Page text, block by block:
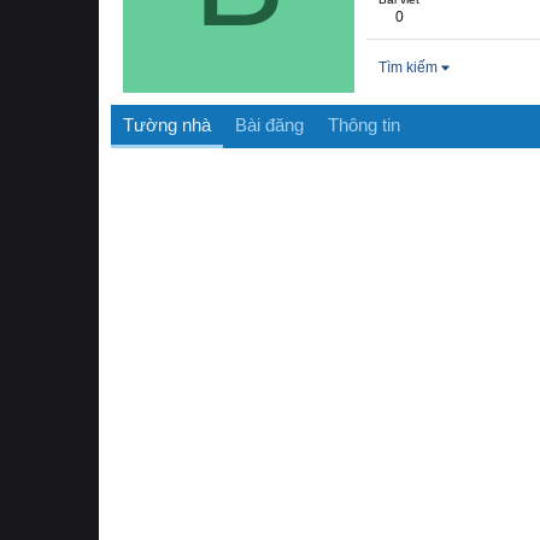
0
Tìm kiếm
Tường nhà Bài đăng Thông tin